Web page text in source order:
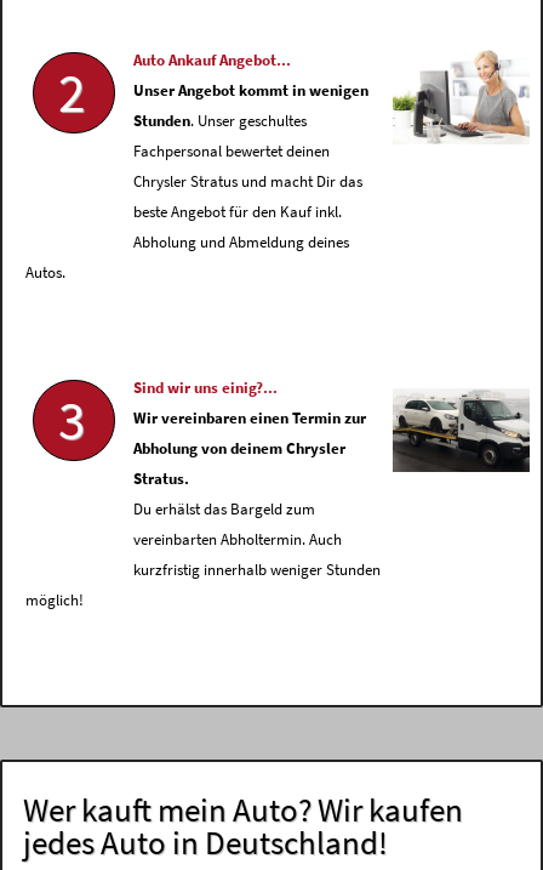
2
Auto Ankauf Angebot...
Unser Angebot kommt in wenigen
Stunden. Unser geschultes
Fachpersonal bewertet deinen
Chrysler Stratus und macht Dir das
beste Angebot für den Kauf inkl.
Abholung und Abmeldung deines
Autos.
3
Sind wir uns einig?...
Wir vereinbaren einen Termin zur
Abholung von deinem Chrysler
Stratus.
Du erhälst das Bargeld zum
vereinbarten Abholtermin. Auch
kurzfristig innerhalb weniger Stunden
möglich!
Wer kauft mein Auto? Wir kaufen
jedes Auto in Deutschland!